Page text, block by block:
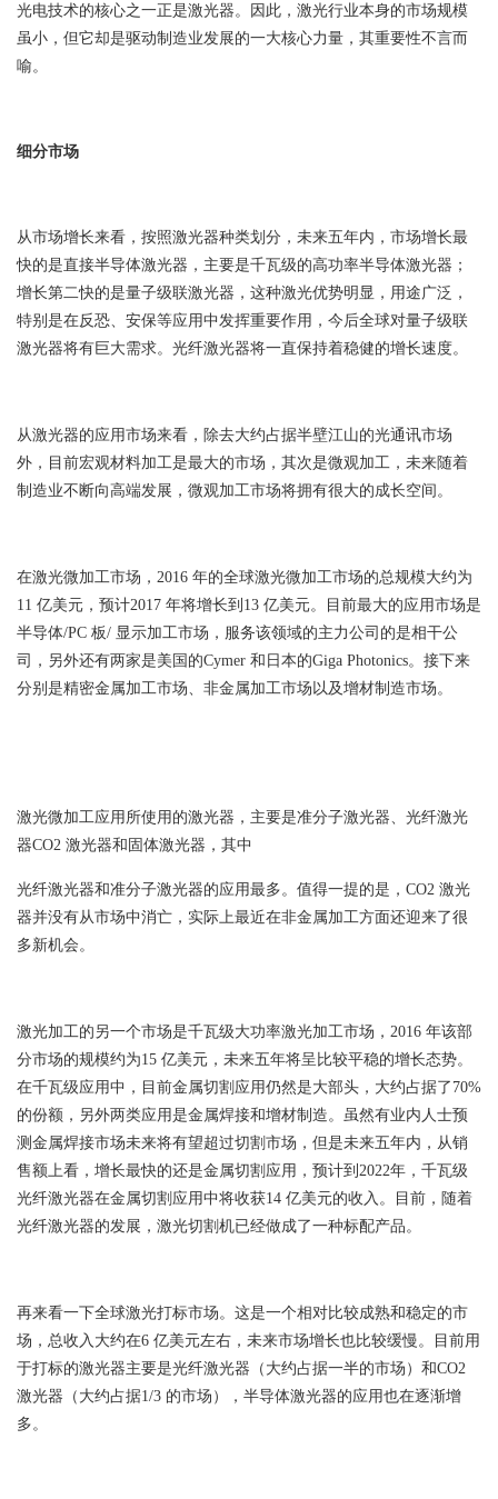
光电技术的核心之一正是激光器。因此，激光行业本身的市场规模
虽小，但它却是驱动制造业发展的一大核心力量，其重要性不言而
喻。
细分市场
从市场增长来看，按照激光器种类划分，未来五年内，市场增长最
快的是直接半导体激光器，主要是千瓦级的高功率半导体激光器；
增长第二快的是量子级联激光器，这种激光优势明显，用途广泛，
特别是在反恐、安保等应用中发挥重要作用，今后全球对量子级联
激光器将有巨大需求。光纤激光器将一直保持着稳健的增长速度。
从激光器的应用市场来看，除去大约占据半壁江山的光通讯市场
外，目前宏观材料加工是最大的市场，其次是微观加工，未来随着
制造业不断向高端发展，微观加工市场将拥有很大的成长空间。
在激光微加工市场，2016 年的全球激光微加工市场的总规模大约为
11 亿美元，预计2017 年将增长到13 亿美元。目前最大的应用市场是
半导体/PC 板/ 显示加工市场，服务该领域的主力公司的是相干公
司，另外还有两家是美国的Cymer 和日本的Giga Photonics。接下来
分别是精密金属加工市场、非金属加工市场以及增材制造市场。
激光微加工应用所使用的激光器，主要是准分子激光器、光纤激光
器CO2 激光器和固体激光器，其中
光纤激光器和准分子激光器的应用最多。值得一提的是，CO2 激光
器并没有从市场中消亡，实际上最近在非金属加工方面还迎来了很
多新机会。
激光加工的另一个市场是千瓦级大功率激光加工市场，2016 年该部
分市场的规模约为15 亿美元，未来五年将呈比较平稳的增长态势。
在千瓦级应用中，目前金属切割应用仍然是大部头，大约占据了70%
的份额，另外两类应用是金属焊接和增材制造。虽然有业内人士预
测金属焊接市场未来将有望超过切割市场，但是未来五年内，从销
售额上看，增长最快的还是金属切割应用，预计到2022年，千瓦级
光纤激光器在金属切割应用中将收获14 亿美元的收入。目前，随着
光纤激光器的发展，激光切割机已经做成了一种标配产品。
再来看一下全球激光打标市场。这是一个相对比较成熟和稳定的市
场，总收入大约在6 亿美元左右，未来市场增长也比较缓慢。目前用
于打标的激光器主要是光纤激光器（大约占据一半的市场）和CO2
激光器（大约占据1/3 的市场），半导体激光器的应用也在逐渐增
多。